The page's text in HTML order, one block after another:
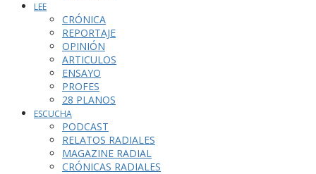
LEE
CRÓNICA
REPORTAJE
OPINIÓN
ARTICULOS
ENSAYO
PROFES
28 PLANOS
ESCUCHA
PODCAST
RELATOS RADIALES
MAGAZINE RADIAL
CRÓNICAS RADIALES